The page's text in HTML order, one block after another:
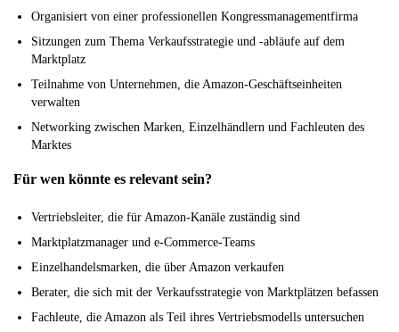
Organisiert von einer professionellen Kongressmanagementfirma
Sitzungen zum Thema Verkaufsstrategie und -abläufe auf dem
Marktplatz
Teilnahme von Unternehmen, die Amazon-Geschäftseinheiten
verwalten
Networking zwischen Marken, Einzelhändlern und Fachleuten des
Marktes
Für wen könnte es relevant sein?
Vertriebsleiter, die für Amazon-Kanäle zuständig sind
Marktplatzmanager und e-Commerce-Teams
Einzelhandelsmarken, die über Amazon verkaufen
Berater, die sich mit der Verkaufsstrategie von Marktplätzen befassen
Fachleute, die Amazon als Teil ihres Vertriebsmodells untersuchen